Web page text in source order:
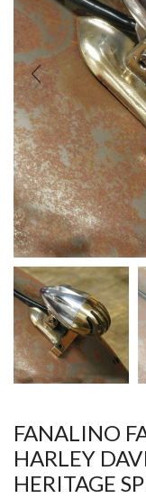
FANALINO
HARLEY
HERITAGE